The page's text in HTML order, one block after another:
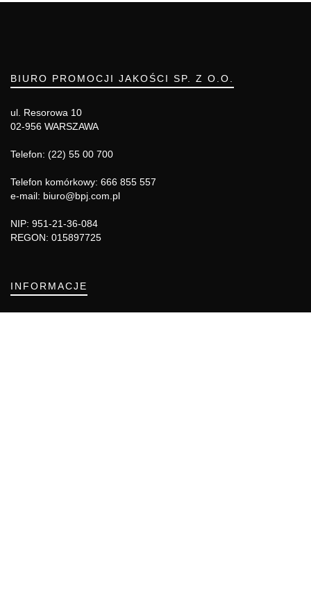
BIURO PROMOCJI JAKOŚCI SP. Z O.O.
ul. Resorowa 10
02-956 WARSZAWA
Telefon: (22) 55 00 700
Telefon komórkowy: 666 855 557
e-mail: biuro@bpj.com.pl
NIP: 951-21-36-084
REGON: 015897725
INFORMACJE